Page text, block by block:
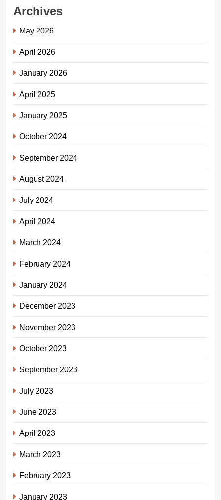
Archives
May 2026
April 2026
January 2026
April 2025
January 2025
October 2024
September 2024
August 2024
July 2024
April 2024
March 2024
February 2024
January 2024
December 2023
November 2023
October 2023
September 2023
July 2023
June 2023
April 2023
March 2023
February 2023
January 2023